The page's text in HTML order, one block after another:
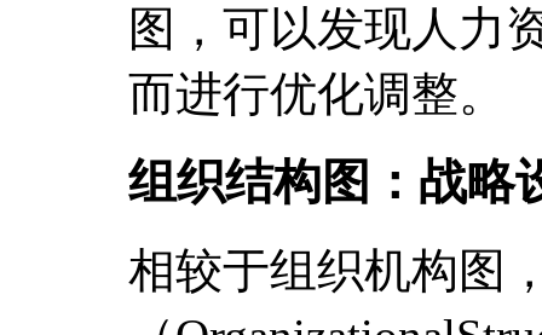
图，可以发现人力
而进行优化调整。
组织结构图：战略
相较于组织机构图